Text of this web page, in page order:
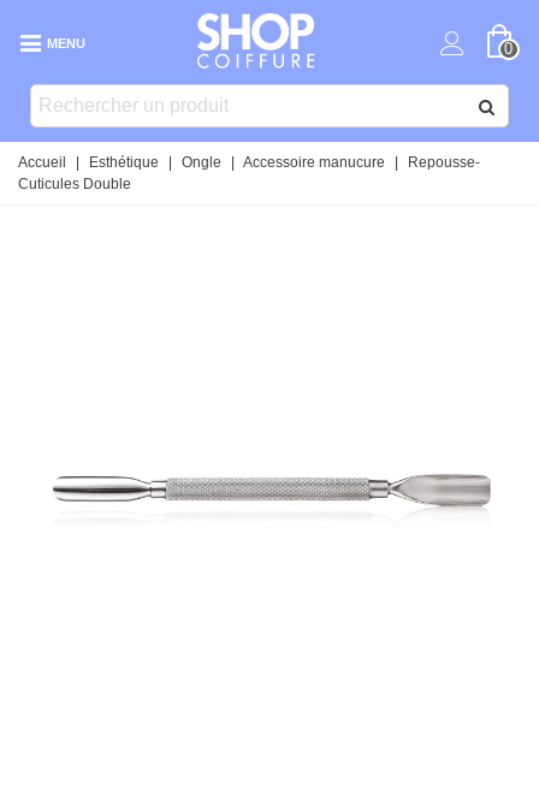
MENU 0
Accueil Esthétique Ongle Accessoire manucure
Repousse-
Cuticules Double